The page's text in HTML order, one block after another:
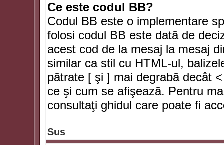
Ce este codul BB?
Codul BB este o implementare
folosi codul BB este dată de
acest cod de la mesaj la mesaj
similar ca stil cu HTML-ul,
pătrate [ şi ] mai degrabă decât
ce şi cum se afişează. Pentru
consultaţi ghidul care poate fi
Sus